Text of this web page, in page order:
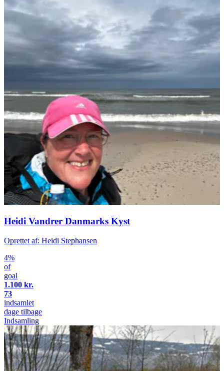
Heidi Vandrer Danmarks Kyst
Oprettet af: Heidi Stephansen
4%
of
goal
1.100 kr.
73
indsamlet
dage tilbage
Indsamling